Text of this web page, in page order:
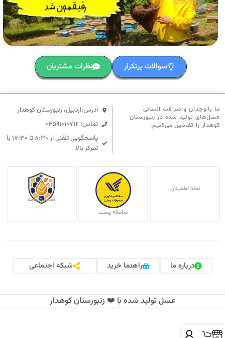
سوالات پرتکرار نظرات مشتریان
آدرس:اردبیل، زنبورستان کوهدار
تماس: 04591010712
پاسخگویی تلفنی از ۸:۳۰ تا ۱۷:۳۰ با
تمرکز بالا
ما با وجدان و شرافت انسانی
عسل‌های تولید شده در زنبورستان
کوهدار را تضمین می‌کنیم.
نماد اطمینان
سامانه پست
ضمانت نامه
درباره ما راهنما خرید شبکه اجتماعی
عسل تولید شده با ❤️ زنبورستان کوهدار